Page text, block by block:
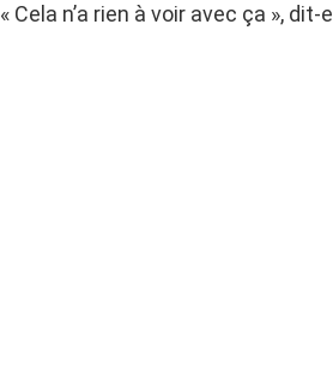
« Cela n’a rien à voir avec ça », dit-